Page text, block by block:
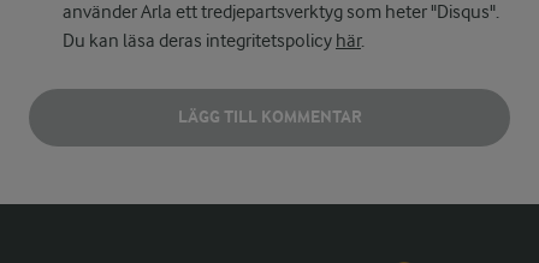
använder Arla ett tredjepartsverktyg som heter "Disqus".
Du kan läsa deras integritetspolicy här.
LÄGG TILL KOMMENTAR